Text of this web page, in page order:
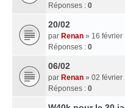
Réponses : 0
20/02
par Renan » 16 février
Réponses : 0
06/02
par Renan » 02 février
Réponses : 0